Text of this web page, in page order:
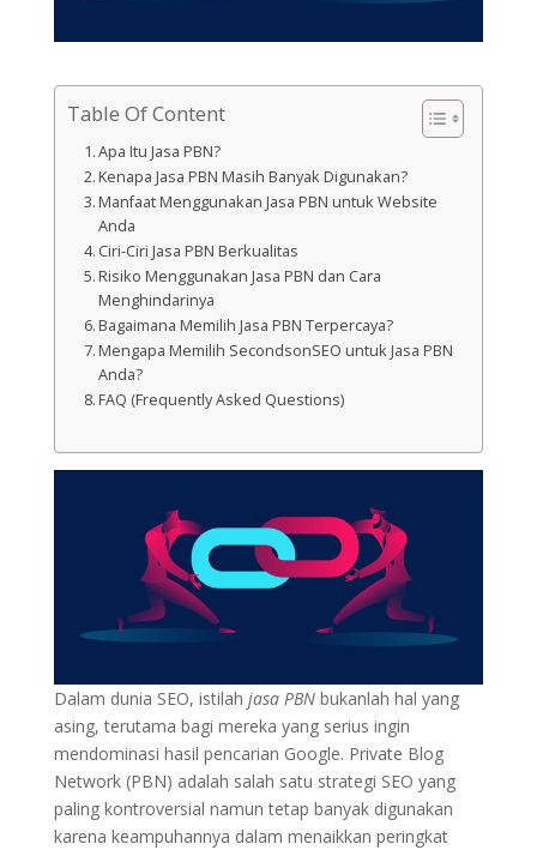
Table Of Content
Apa Itu Jasa PBN?
Kenapa Jasa PBN Masih Banyak Digunakan?
Manfaat Menggunakan Jasa PBN untuk Website
Anda
Ciri-Ciri Jasa PBN Berkualitas
Risiko Menggunakan Jasa PBN dan Cara
Menghindarinya
Bagaimana Memilih Jasa PBN Terpercaya?
Mengapa Memilih SecondsonSEO untuk Jasa PBN
Anda?
FAQ (Frequently Asked Questions)
Dalam dunia SEO, istilah jasa PBNbukanlah hal yang
asing, terutama bagi mereka yang serius ingin
mendominasi hasil pencarian Google. Private Blog
Network (PBN) adalah salah satu strategi SEO yang
paling kontroversial namun tetap banyak digunakan
karena keampuhannya dalam menaikkan peringkat